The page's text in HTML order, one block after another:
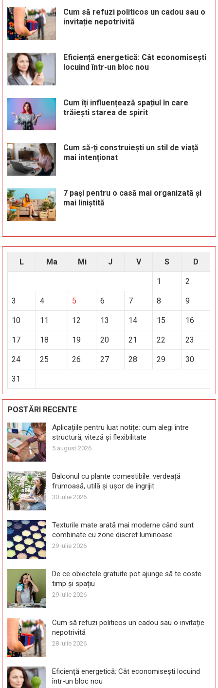
Cum să refuzi politicos un cadou sau o
invitație nepotrivită
Eficiență energetică: Cât economisești
locuind într-un bloc nou
Cum îți influențează spațiul în care
trăiești starea de spirit
Cum să-ți construiești un stil de viață
mai intenționat
7 pași pentru o casă mai organizată și
mai liniștită
L Ma Mi J V S D
1 2
3 4 5 6 7 8 9
10 11 12 13 14 15 16
17 18 19 20 21 22 23
24 25 26 27 28 29 30
31
POSTĂRI RECENTE
Aplicațiile pentru luat notițe: cum alegi între
structură, viteză și flexibilitate
5 august 2026
Balconul cu plante comestibile: verdeață
frumoasă, utilă și ușor de îngrijit
30 iulie 2026
Texturile mate arată mai moderne când sunt
combinate cu zone discret luminoase
29 iulie 2026
De ce obiectele gratuite pot ajunge să te coste
timp și spațiu
29 iulie 2026
Cum să refuzi politicos un cadou sau o invitație
nepotrivită
28 iulie 2026
Eficiență energetică: Cât economisești locuind
într-un bloc nou